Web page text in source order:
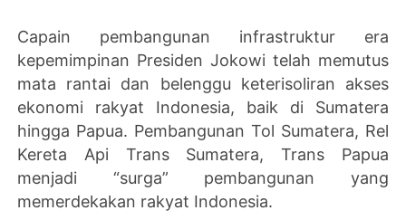
Capain pembangunan infrastruktur era
kepemimpinan Presiden Jokowi telah memutus
mata rantai dan belenggu keterisoliran akses
ekonomi rakyat Indonesia, baik di Sumatera
hingga Papua. Pembangunan Tol Sumatera, Rel
Kereta Api Trans Sumatera, Trans Papua
menjadi “surga” pembangunan yang
memerdekakan rakyat Indonesia.